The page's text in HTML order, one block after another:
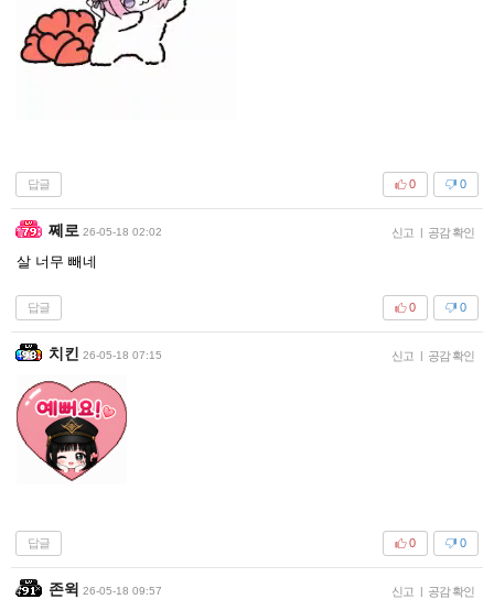
답글 0
0
쩨로 26-05-18 02:02 신고 | 공감 확인
살 너무 빼네
답글 0
0
치킨 26-05-18 07:15 신고 | 공감 확인
답글 0
0
존윅 26-05-18 09:57 신고 | 공감 확인